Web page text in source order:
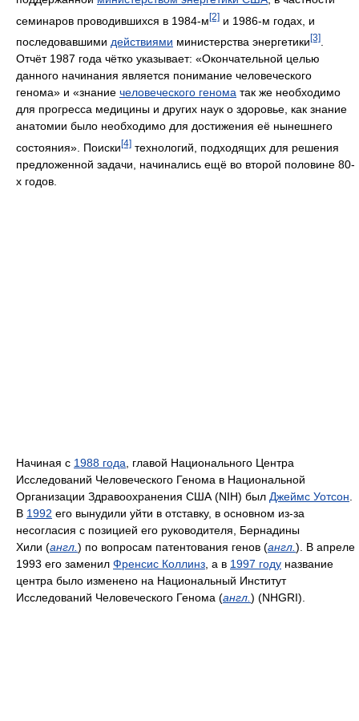
семинаров проводившихся в 1984-м[2] и 1986-м годах, и
последовавшими действиями министерства энергетики [3]
Отчёт 1987 года чётко указывает: «Окончательной целью
данного начинания является понимание человеческого
генома» и «знание человеческого генома так же необходимо
для прогресса медицины и других наук о здоровье, как знание
анатомии было необходимо для достижения её нынешнего
состояния». Поиски[4] технологий, подходящих для решения
предложенной задачи, начинались ещё во второй половине 80-
х годов.
Начиная с 1988 года , главой Национального Центра
Исследований Человеческого Генома в Национальной
Организации Здравоохранения США (NIH) был Джеймс Уотсон
В 1992 его вынудили уйти в отставку, в основном из-за
несогласия с позицией его руководителя, Бернадины
Хили (англ. ) по вопросам патентования генов (англ. ). В апреле
1993 его заменил Френсис Коллинз , а в 1997 году название
центра было изменено на Национальный Институт
Исследований Человеческого Генома (англ. ) (NHGRI).